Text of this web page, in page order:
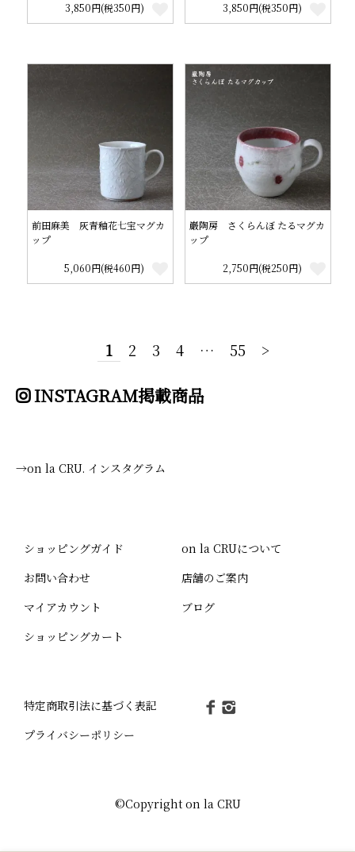
3,850円(税350円) 3,850円(税350円)
前田麻美 灰青釉花七宝マグカ
ップ
5,060円(税460円)
巌陶房 さくらんぼ たるマグカ
ップ
2,750円(税250円)
1 2 3 4 … 55 >
INSTAGRAM掲載商品
→on la CRU. インスタグラム
ショッピングガイド
お問い合わせ
マイアカウント
ショッピングカート
on la CRUについて
店舗のご案内
ブログ
特定商取引法に基づく表記
プライバシーポリシー
©Copyright on la CRU